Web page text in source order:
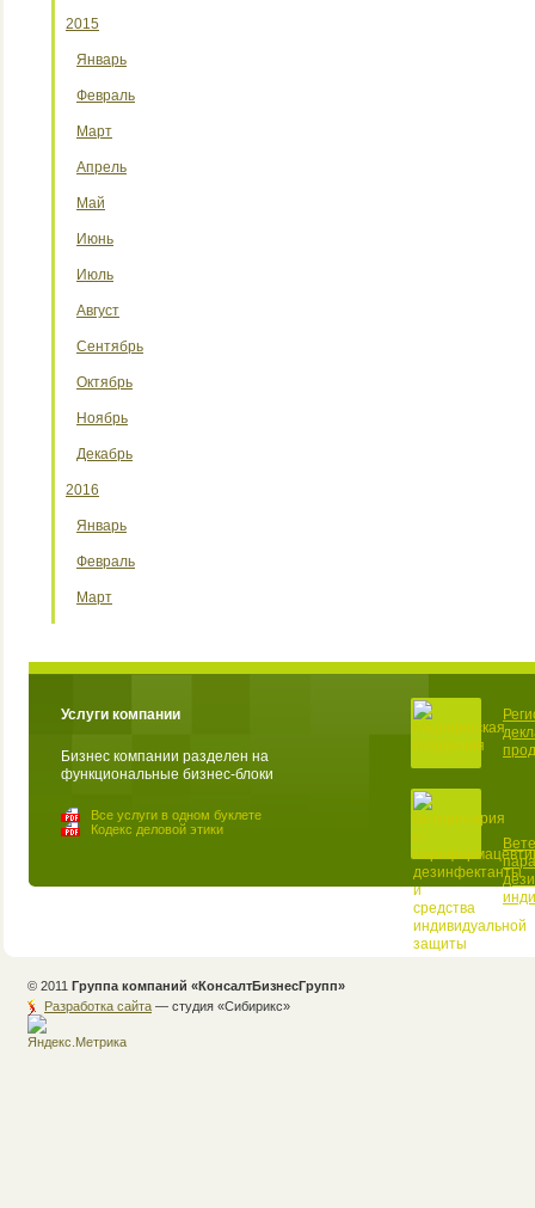
2015
Январь
Февраль
Март
Апрель
Май
Июнь
Июль
Август
Сентябрь
Октябрь
Ноябрь
Декабрь
2016
Январь
Февраль
Март
Услуги компании
Бизнес компании разделен на
функциональные бизнес-блоки
Все услуги в одном буклете
Кодекс деловой этики
© 2011 Группа компаний «КонсалтБизнесГрупп»
Разработка сайта — студия «Cибирикс»